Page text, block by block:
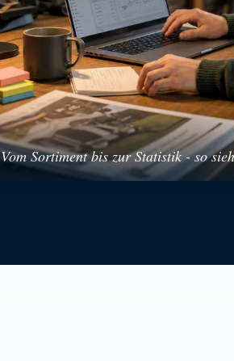
Vom Sortiment bis zur Statistik - so